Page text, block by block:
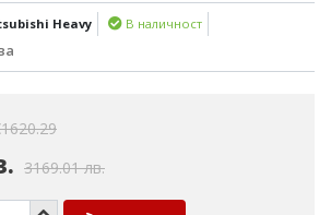
в режим отопление: 45
Heavy В наличност
3169.01 лв.